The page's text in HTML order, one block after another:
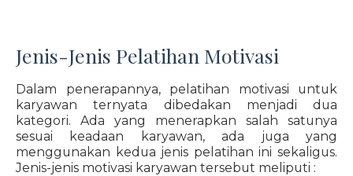
Jenis-Jenis Pelatihan Motivasi
Dalam penerapannya, pelatihan motivasi untuk
karyawan ternyata dibedakan menjadi dua
kategori. Ada yang menerapkan salah satunya
sesuai keadaan karyawan, ada juga yang
menggunakan kedua jenis pelatihan ini sekaligus.
Jenis-jenis motivasi karyawan tersebut meliputi :